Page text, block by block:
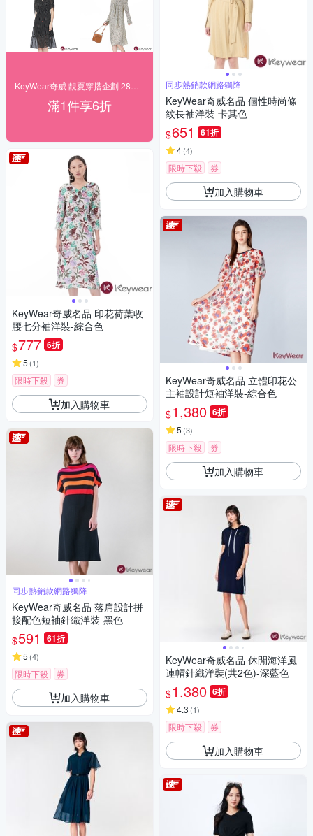
滿1件享6折
KeyWear奇威名品 印花荷葉收
腰七分袖洋裝-綜合色
$777 6折
5 (1)
限時下殺 券
加入購物車
同步熱銷款網路獨降
KeyWear奇威名品 落肩設計拼
接配色短袖針織洋裝-黑色
$591 61折
5 (4)
限時下殺 券
加入購物車
同步熱銷款網路獨降
KeyWear奇威名品 個性時尚條
紋長袖洋裝-卡其色
$651 61折
4(4)
限時下殺 券
加入購物車
KeyWear奇威名品 立體印花公
主袖設計短袖洋裝-綜合色
$1,380 6折
5 (3)
限時下殺 券
加入購物車
KeyWear奇威名品 休閒海洋風
連帽針織洋裝(共2色)-深藍色
$1,380 6折
4.3 (1)
限時下殺 券
加入購物車